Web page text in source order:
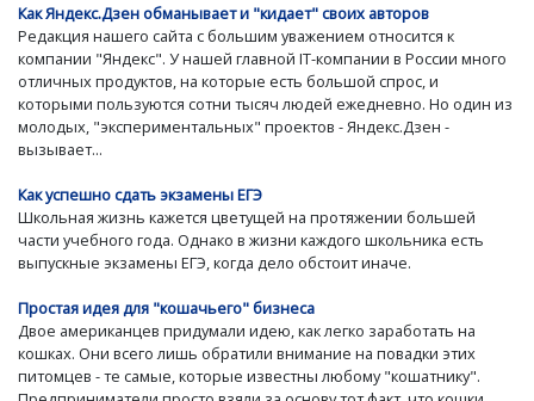
Как Яндекс.Дзен обманывает и "кидает" своих авторов
Редакция нашего сайта с большим уважением относится к
компании "Яндекс". У нашей главной IT-компании в России много
отличных продуктов, на которые есть большой спрос, и
которыми пользуются сотни тысяч людей ежедневно. Но один из
молодых, "экспериментальных" проектов - Яндекс.Дзен -
вызывает...
Как успешно сдать экзамены ЕГЭ
Школьная жизнь кажется цветущей на протяжении большей
части учебного года. Однако в жизни каждого школьника есть
выпускные экзамены ЕГЭ, когда дело обстоит иначе.
Простая идея для "кошачьего" бизнеса
Двое американцев придумали идею, как легко заработать на
кошках. Они всего лишь обратили внимание на повадки этих
питомцев - те самые, которые известны любому "кошатнику".